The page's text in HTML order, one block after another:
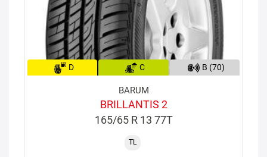
D C B (70)
BARUM
BRILLANTIS 2
165/65 R 13 77T
TL